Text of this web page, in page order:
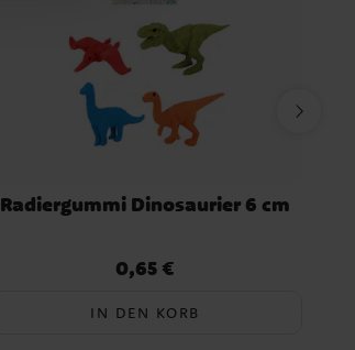
Radiergummi Dinosaurier 6 cm
Preis:0,65 €
0,65 €
IN DEN KORB